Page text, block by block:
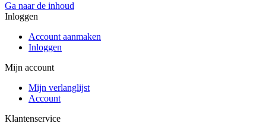
Ga naar de inhoud
Inloggen
Account aanmaken
Inloggen
Mijn account
Mijn verlanglijst
Account
Klantenservice